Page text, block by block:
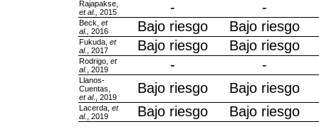
Rajapakse,
et al.,
2015 - -
Beck, et
al.,
2016 Bajo riesgo Bajo riesgo
Fukuda, et
al.
, 2017 Bajo riesgo Bajo riesgo
Rodrigo, et
al.
, 2019 - -
Llanos-
Cuentas,
et al., 2019
Bajo riesgo Bajo riesgo
Lacerda, et
al., 2019 Bajo riesgo Bajo riesgo